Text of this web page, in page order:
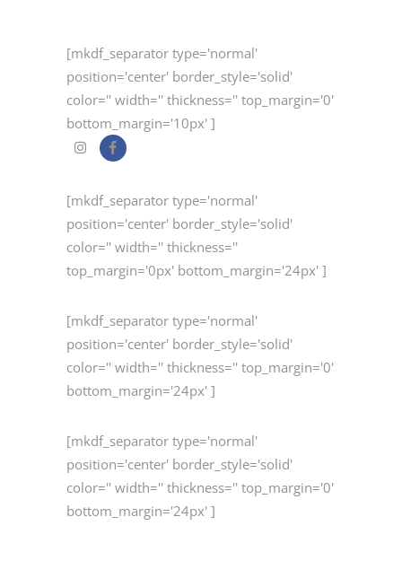
[mkdf_separator type='normal'
position='center' border_style='solid'
color='' width='' thickness='' top_margin='0'
bottom_margin='10px' ]
[mkdf_separator type='normal'
position='center' border_style='solid'
color='' width='' thickness=''
top_margin='0px' bottom_margin='24px' ]
[mkdf_separator type='normal'
position='center' border_style='solid'
color='' width='' thickness='' top_margin='0'
bottom_margin='24px' ]
[mkdf_separator type='normal'
position='center' border_style='solid'
color='' width='' thickness='' top_margin='0'
bottom_margin='24px' ]